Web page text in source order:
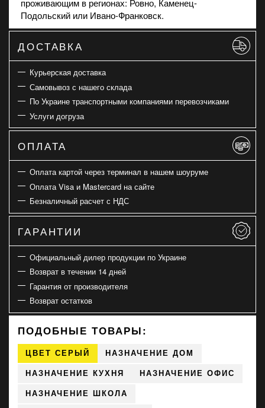
проживающим в регионах: Ровно, Каменец-
Подольский или Ивано-Франковск.
ДОСТАВКА
Курьерская доставка
Самовывоз с нашего склада
По Украине транспортными компаниями перевозчиками
Услуги догруза
ОПЛАТА
Оплата картой через терминал в нашем шоуруме
Оплата Visa и Mastercard на сайте
Безналичный расчет с НДС
ГАРАНТИИ
Официальный дилер продукции по Украине
Возврат в течении 14 дней
Гарантия от производителя
Возврат остатков
ПОДОБНЫЕ ТОВАРЫ:
ЦВЕТ СЕРЫЙ НАЗНАЧЕНИЕ ДОМ
НАЗНАЧЕНИЕ КУХНЯ НАЗНАЧЕНИЕ ОФИС
НАЗНАЧЕНИЕ ШКОЛА